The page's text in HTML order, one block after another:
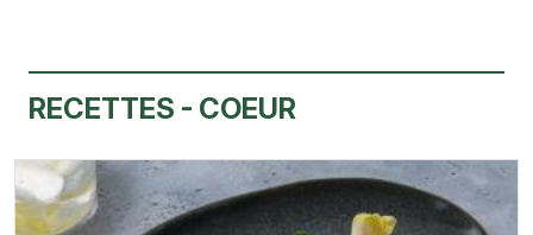
RECETTES - COEUR